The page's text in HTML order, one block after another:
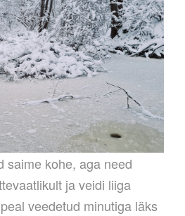
saime kohe, aga need
ja veidi liiga
veedetud minutiga läks